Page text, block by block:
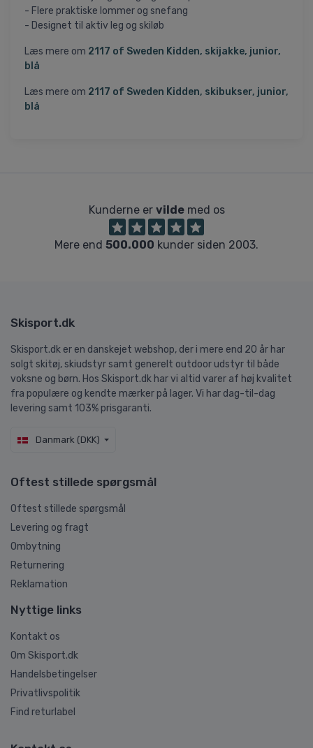
- Flere praktiske lommer og snefang
- Designet til aktiv leg og skiløb
Læs mere om 2117 of Sweden Kidden, skijakke, junior,
blå
Læs mere om 2117 of Sweden Kidden, skibukser, junior,
blå
Kunderne er vildemed os
Mere end 500.000 kunder siden 2003.
Skisport.dk
Skisport.dk er en danskejet webshop, der i mere end 20 år har
solgt skitøj, skiudstyr samt generelt outdoor udstyr til både
voksne og børn. Hos Skisport.dk har vi altid varer af høj kvalitet
fra populære og kendte mærker på lager. Vi har dag-til-dag
levering samt 103% prisgaranti.
Danmark (DKK)
Oftest stillede spørgsmål
Oftest stillede spørgsmål
Levering og fragt
Ombytning
Returnering
Reklamation
Nyttige links
Kontakt os
Om Skisport.dk
Handelsbetingelser
Privatlivspolitik
Find returlabel